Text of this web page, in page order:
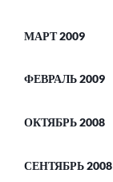
МАРТ 2009
ФЕВРАЛЬ 2009
ОКТЯБРЬ 2008
СЕНТЯБРЬ 2008